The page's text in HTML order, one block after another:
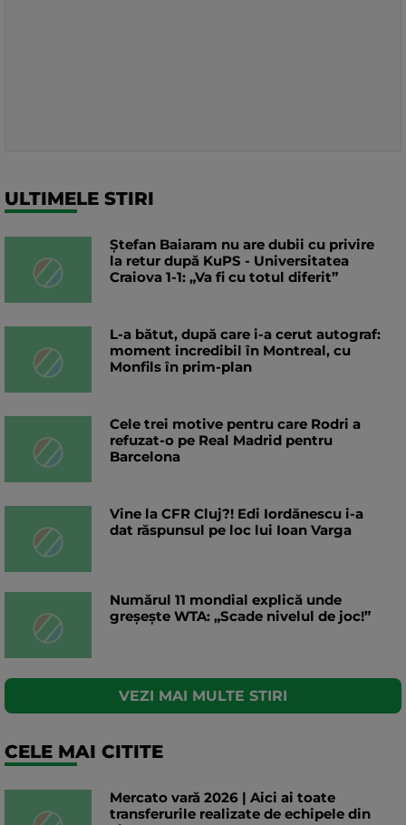
ULTIMELE STIRI
Ștefan Baiaram nu are dubii cu privire
la retur după KuPS - Universitatea
Craiova 1-1: „Va fi cu totul diferit”
L-a bătut, după care i-a cerut autograf:
moment incredibil în Montreal, cu
Monfils în prim-plan
Cele trei motive pentru care Rodri a
refuzat-o pe Real Madrid pentru
Barcelona
Vine la CFR Cluj?! Edi Iordănescu i-a
dat răspunsul pe loc lui Ioan Varga
Numărul 11 mondial explică unde
greșește WTA: „Scade nivelul de joc!”
VEZI MAI MULTE STIRI
CELE MAI CITITE
Mercato vară 2026 | Aici ai toate
transferurile realizate de echipele din